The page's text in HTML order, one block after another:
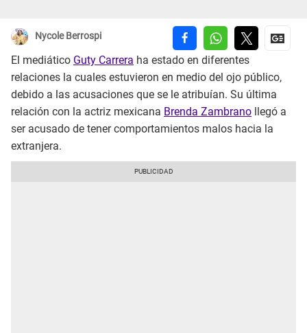
Nycole Berrospi
El mediático Guty Carrera ha estado en diferentes
relaciones la cuales estuvieron en medio del ojo público,
debido a las acusaciones que se le atribuían. Su última
relación con la actriz mexicana Brenda Zambrano llegó a
ser acusado de tener comportamientos malos hacia la
extranjera.